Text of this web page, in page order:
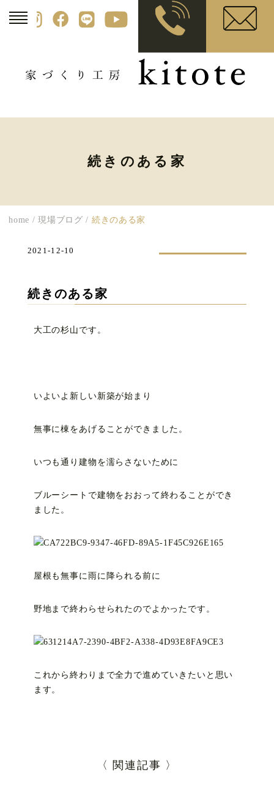
続きのある家
home /現場ブログ / 続きのある家
続きのある家
2021-12-10
大工の杉山です。
いよいよ新しい新築が始まり
無事に棟をあげることができました。
いつも通り建物を濡らさないために
ブルーシートで建物をおおって終わることができ
ました。
屋根も無事に雨に降られる前に
野地まで終わらせられたのでよかったです。
これから終わりまで全力で進めていきたいと思い
ます。
〈 関連記事 〉